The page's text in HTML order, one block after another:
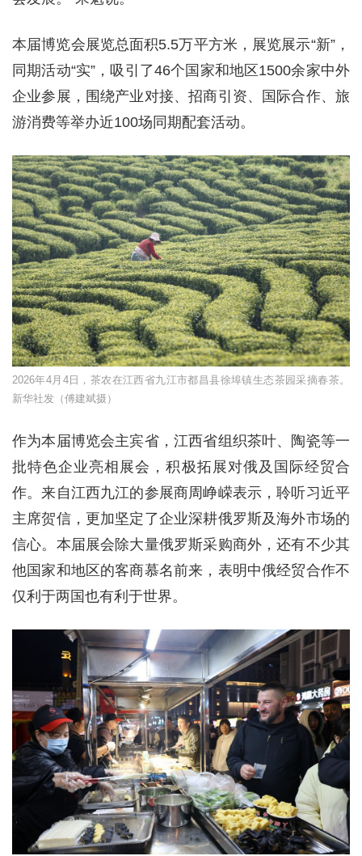
本届博览会展览总面积5.5万平方米，展览展示“新”，
同期活动“实”，吸引了46个国家和地区1500余家中外
企业参展，围绕产业对接、招商引资、国际合作、旅
游消费等举办近100场同期配套活动。
2026年4月4日，茶农在江西省九江市都昌县徐埠镇生态茶园采摘春茶。
新华社发（傅建斌摄）
作为本届博览会主宾省，江西省组织茶叶、陶瓷等一
批特色企业亮相展会，积极拓展对俄及国际经贸合
作。来自江西九江的参展商周峥嵘表示，聆听习近平
主席贺信，更加坚定了企业深耕俄罗斯及海外市场的
信心。本届展会除大量俄罗斯采购商外，还有不少其
他国家和地区的客商慕名前来，表明中俄经贸合作不
仅利于两国也有利于世界。